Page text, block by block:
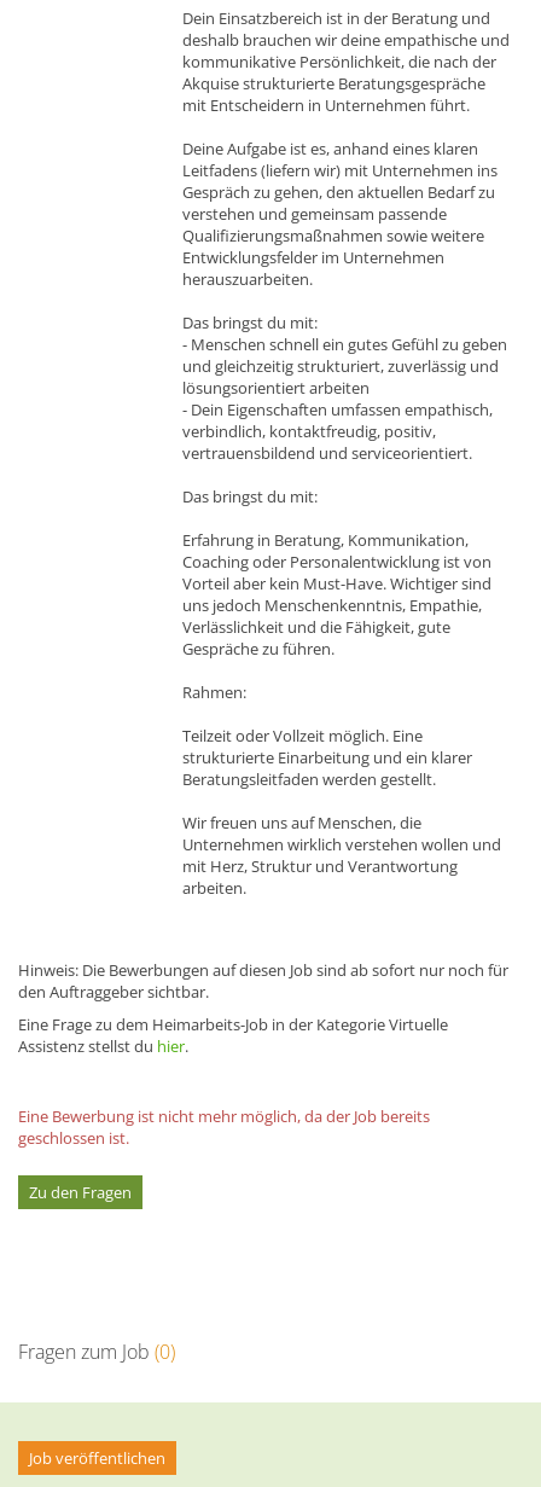
Dein Einsatzbereich ist in der Beratung und
deshalb brauchen wir deine empathische und
kommunikative Persönlichkeit, die nach der
Akquise strukturierte Beratungsgespräche
mit Entscheidern in Unternehmen führt.
Deine Aufgabe ist es, anhand eines klaren
Leitfadens (liefern wir) mit Unternehmen ins
Gespräch zu gehen, den aktuellen Bedarf zu
verstehen und gemeinsam passende
Qualifizierungsmaßnahmen sowie weitere
Entwicklungsfelder im Unternehmen
herauszuarbeiten.
Das bringst du mit:
- Menschen schnell ein gutes Gefühl zu geben
und gleichzeitig strukturiert, zuverlässig und
lösungsorientiert arbeiten
- Dein Eigenschaften umfassen empathisch,
verbindlich, kontaktfreudig, positiv,
vertrauensbildend und serviceorientiert.
Das bringst du mit:
Erfahrung in Beratung, Kommunikation,
Coaching oder Personalentwicklung ist von
Vorteil aber kein Must-Have. Wichtiger sind
uns jedoch Menschenkenntnis, Empathie,
Verlässlichkeit und die Fähigkeit, gute
Gespräche zu führen.
Rahmen:
Teilzeit oder Vollzeit möglich. Eine
strukturierte Einarbeitung und ein klarer
Beratungsleitfaden werden gestellt.
Wir freuen uns auf Menschen, die
Unternehmen wirklich verstehen wollen und
mit Herz, Struktur und Verantwortung
arbeiten.
Hinweis: Die Bewerbungen auf diesen Job sind ab sofort nur noch für
den Auftraggeber sichtbar.
Eine Frage zu dem Heimarbeits-Job in der Kategorie Virtuelle
Assistenz stellst du hier.
Eine Bewerbung ist nicht mehr möglich, da der Job bereits
geschlossen ist.
Zu den Fragen
Fragen zum Job (0)
Job veröffentlichen